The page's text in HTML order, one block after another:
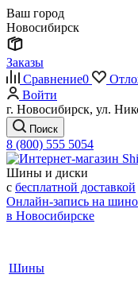
Ваш город
Новосибирск
Заказы
Сравнение0
Войти
г. Новосибирск, ул.
Поиск
8 (800) 555 5054
Шины и диски
с бесплатной доставкой
Онлайн-запись на
в Новосибирске
Шины